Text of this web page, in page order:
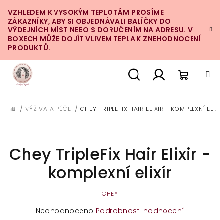
na
obsah
VZHLEDEM K VYSOKÝM TEPLOTÁM PROSÍME
ZÁKAZNÍKY, ABY SI OBJEDNÁVALI BALÍČKY DO
VÝDEJNÍCH MÍST NEBO S DORUČENÍM NA ADRESU. V
BOXECH MŮŽE DOJÍT VLIVEM TEPLA K ZNEHODNOCENÍ
PRODUKTŮ.
DOMŮ
/ VÝŽIVA A PÉČE / CHEY TRIPLEFIX HAIR ELIXIR - KOMPLEXNÍ
Chey TripleFix Hair Elixir -
komplexní elixír
CHEY
Průměrné
Neohodnoceno Podrobnosti hodnocení